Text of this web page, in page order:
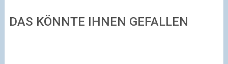
DAS KÖNNTE IHNEN GEFALLEN